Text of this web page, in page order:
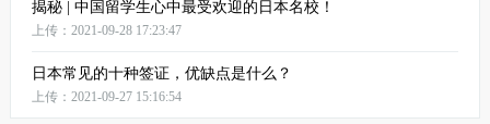
揭秘 | 中国留学生心中最受欢迎的日本名校！
上传：2021-09-28 17:23:47
日本常见的十种签证，优缺点是什么？
上传：2021-09-27 15:16:54